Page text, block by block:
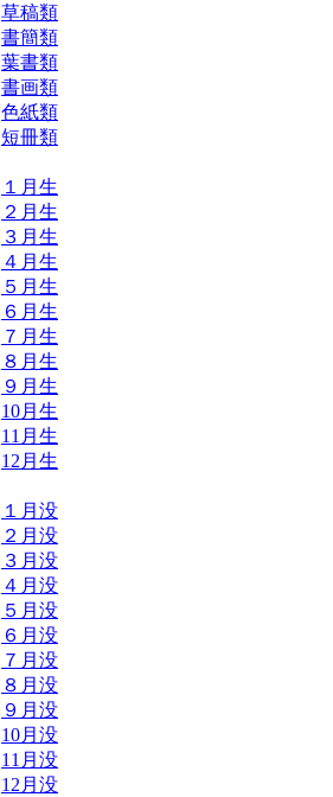
草稿類
書簡類
葉書類
書画類
色紙類
短冊類
１月生
２月生
３月生
４月生
５月生
６月生
７月生
８月生
９月生
10月生
11月生
12月生
１月没
２月没
３月没
４月没
５月没
６月没
７月没
８月没
９月没
10月没
11月没
12月没